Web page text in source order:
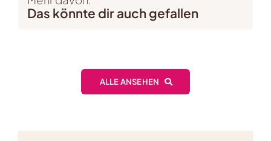
Das könnte dir auch gefallen
ALLE ANSEHEN